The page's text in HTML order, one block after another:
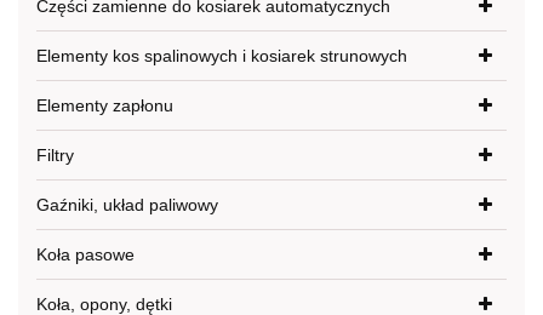
Części zamienne do kosiarek automatycznych
Elementy kos spalinowych i kosiarek strunowych
Elementy zapłonu
Filtry
Gaźniki, układ paliwowy
Koła pasowe
Koła, opony, dętki